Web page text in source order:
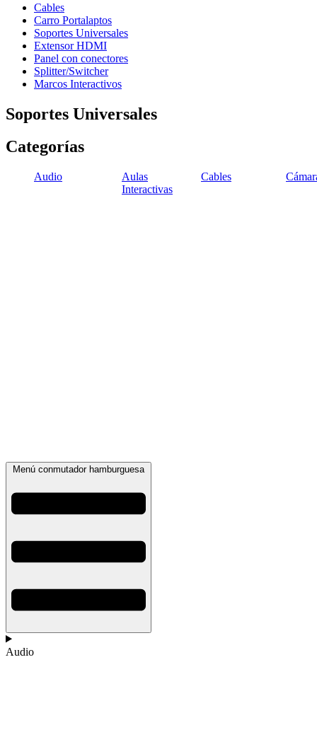
Cables
Carro Portalaptos
Soportes Universales
Extensor HDMI
Panel con conectores
Splitter/Switcher
Marcos Interactivos
Soportes Universales
Categorías
Audio
Aulas
Interactivas
Cables
Menú conmutador hamburguesa
Audio